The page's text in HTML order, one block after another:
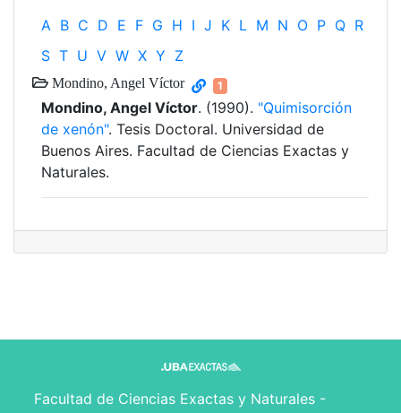
A B C D E F G H I J K L M N O P Q R
S T U V W X Y Z
Mondino, Angel Víctor 1
Mondino, Angel Víctor. (1990). "Quimisorción
de xenón". Tesis Doctoral. Universidad de
Buenos Aires. Facultad de Ciencias Exactas y
Naturales.
Facultad de Ciencias Exactas y Naturales -